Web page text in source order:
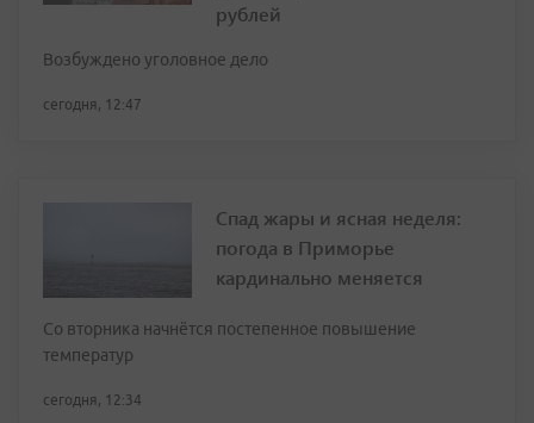
рублей
Возбуждено уголовное дело
сегодня, 12:47
Спад жары и ясная неделя:
погода в Приморье
кардинально меняется
Со вторника начнётся постепенное повышение
температур
сегодня, 12:34